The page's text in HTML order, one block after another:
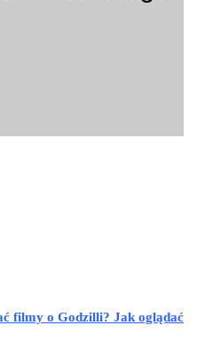
filmy o Godzilli? Jak oglądać